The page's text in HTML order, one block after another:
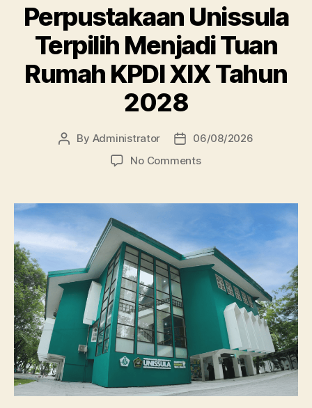
Perpustakaan Unissula
Terpilih Menjadi Tuan
Rumah KPDI XIX Tahun
2028
Post
By Administrator
Post
date
06/08/2026
No Commentson
Terpilih
Rumah
KPDI
XIX
Tahun
2028